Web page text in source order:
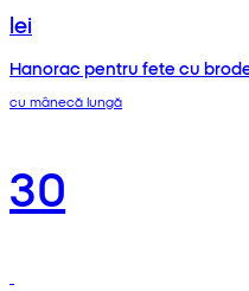
lei
Hanorac pentru fete cu
cu mânecă lungă
30